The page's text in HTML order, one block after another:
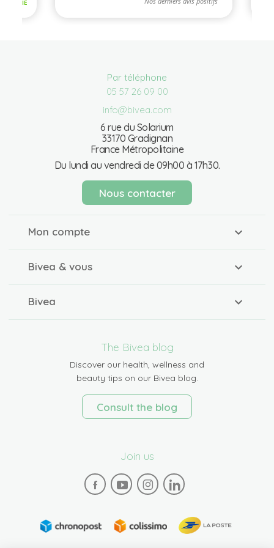
Par téléphone
05 57 26 09 00
info@bivea.com
6 rue du Solarium
33170 Gradignan
France Métropolitaine
Du lundi au vendredi de 09h00 à 17h30.
Nous contacter
Mon compte
Bivea & vous
Bivea
The Bivea blog
Discover our health, wellness and
beauty tips on our Bivea blog.
Consult the blog
Join us